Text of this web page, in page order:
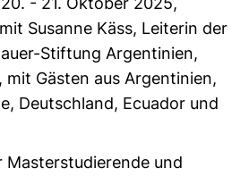
Susanne Käss, Leiterin der
Stiftung Argentinien,
mit Gästen aus Argentinien,
Deutschland, Ecuador und
Masterstudierende und